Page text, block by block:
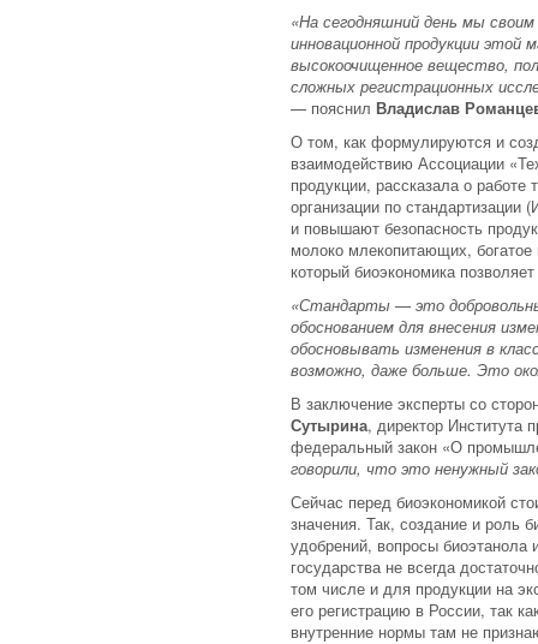
«На сегодняшний день мы
инновационной продукции
высокоочищенное вещество,
сложных регистрационных
— пояснил Владислав
О том, как формулируются и
взаимодействию Ассоциации
продукции, рассказала о
организации по
и повышают безопасность
молоко млекопитающих,
который биоэкономика
«Стандарты — это
обоснованием для внесения
обосновывать изменения в
возможно, даже больше. Это
В заключение эксперты со
Сутырина, директор Института
федеральный закон «О
говорили, что это ненужный
Сейчас перед биоэкономикой
значения. Так, создание и роль
удобрений, вопросы биоэтанола
государства не всегда
том числе и для продукции на
его регистрацию в России, так
внутренние нормы там не